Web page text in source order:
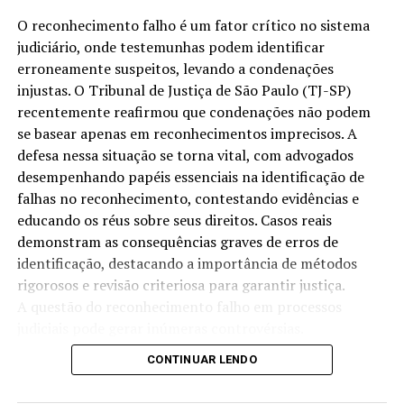
A prisão preventiva é uma medida cautelar utilizada no
processo penal, e a sua duração é regida pela legislação
em vigor. De acordo com o Código de Processo Penal,
prazo da prisão preventiva não pode ultrapassar
90 dias. Esse prazo pode ser prorrogável, mas a decisão
deve ser devidamente justificada pelo juiz responsável.
É importante ressaltar que, uma vez cumprido o prazo,
o réu deve ser solto, a menos que os motivos para a
manutenção da prisão persista, e um novo pedido de
prisão preventiva seja formalizado. No entanto, a não
observância desse prazo pode ensejar a liberdade do
acusado.
Em situações excepcionais, o prazo de prisão preventiva
pode ser estendido. Essas situações incluem casos onde
O reconhecimento falho é um fator crítico no sistema
judiciário, onde testemunhas podem identificar
erroneamente suspeitos, levando a condenações
injustas. O Tribunal de Justiça de São Paulo (TJ-SP)
recentemente reafirmou que condenações não podem
se basear apenas em reconhecimentos imprecisos. A
defesa nessa situação se torna vital, com advogados
desempenhando papéis essenciais na identificação de
falhas no reconhecimento, contestando evidências e
educando os réus sobre seus direitos. Casos reais
demonstram as consequências graves de erros de
identificação, destacando a importância de métodos
rigorosos e revisão criteriosa para garantir justiça.
Recentemente, o Tribunal de Justiça de São Paulo (TJ-
SP) reafirmou que uma condenação não pode ser
CONTINUAR LENDO